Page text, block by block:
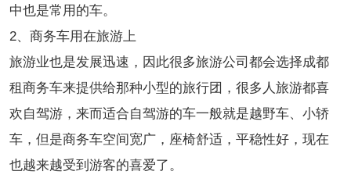
中也是常用的车。
2、商务车用在旅游上
旅游业也是发展迅速，因此很多旅游公司都会选择成都
租商务车来提供给那种小型的旅行团，很多人旅游都喜
欢自驾游，来而适合自驾游的车一般就是越野车、小轿
车，但是商务车空间宽广，座椅舒适，平稳性好，现在
也越来越受到游客的喜爱了。